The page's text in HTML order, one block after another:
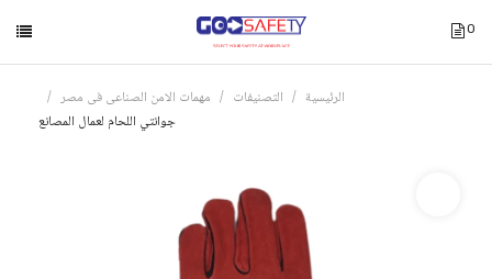
0
الرئيسية التصنيفات
مهمات الامن الصناعى فى مصر
جوانتي اللحام لعمال المصانع